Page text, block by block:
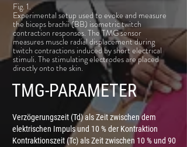
Fig. 1.
Experimental setup used to evoke and measure
the biceps brachii (BB) isometric twitch
contraction responses. The TMG sensor
measures muscle radial displacement during
twitch contractions induced by short electrical
stimuli. The stimulating electrodes are placed
directly onto the skin.
TMG-PARAMETER
Verzögerungszeit (Td) als Zeit zwischen dem
elektrischen Impuls und 10 % der Kontraktion
Kontraktionszeit (Tc) als Zeit zwischen 10 % und 90